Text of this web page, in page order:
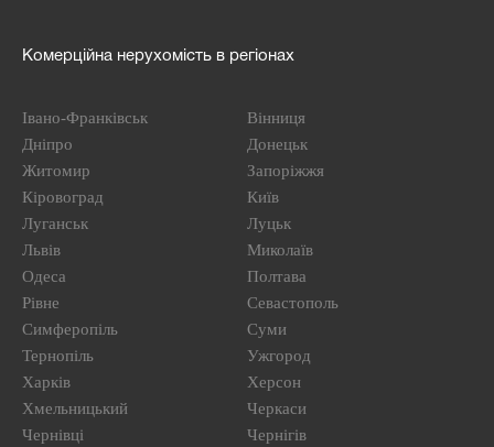
Комерційна нерухомість в регіонах
Івано-Франківськ
Вінниця
Дніпро
Донецьк
Житомир
Запоріжжя
Кіровоград
Київ
Луганськ
Луцьк
Львів
Миколаїв
Одеса
Полтава
Рівне
Севастополь
Симферопіль
Суми
Тернопіль
Ужгород
Харків
Херсон
Хмельницький
Черкаси
Чернівці
Чернігів